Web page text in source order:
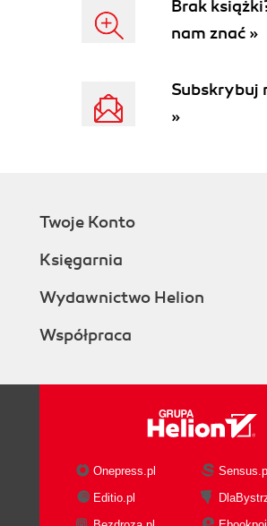
Brak
nam znać »
Subskrybuj
»
Twoje Konto
Księgarnia
Wydawnictwo Helion
Współpraca
Onepress.pl
Sensus.pl
Editio.pl